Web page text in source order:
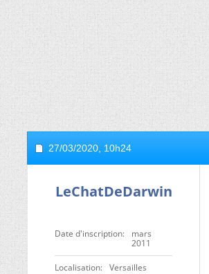
27/03/2020, 10h24
LeChatDeDarwin
Date d'inscription
mars
2011
Localisation Versailles